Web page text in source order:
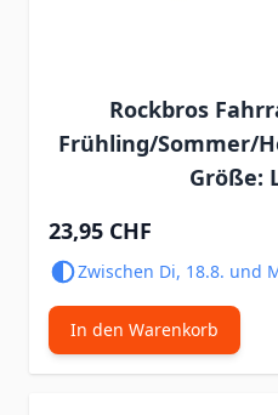
Rockbros
Frühling/Sommer/
Größe:
23,95 CHF
Zwischen Di, 18.8. und
In den Warenkorb